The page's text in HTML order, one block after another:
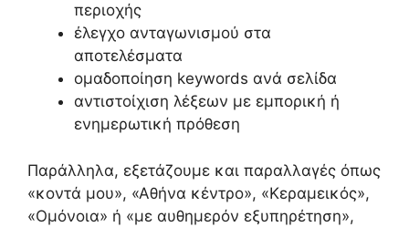
περιοχής
έλεγχο ανταγωνισμού στα
αποτελέσματα
ομαδοποίηση keywords ανά σελίδα
αντιστοίχιση λέξεων με εμπορική ή
ενημερωτική πρόθεση
Παράλληλα, εξετάζουμε και παραλλαγές όπως
«κοντά μου», «Αθήνα κέντρο», «Κεραμεικός»,
«Ομόνοια» ή «με αυθημερόν εξυπηρέτηση»,